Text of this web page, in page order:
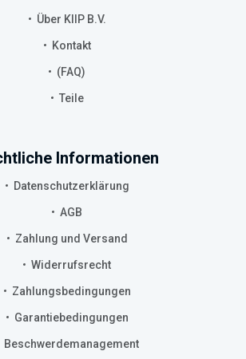
Über KIIP B.V.
Kontakt
(FAQ)
Teile
Informationen
Datenschutzerklärung
AGB
Zahlung und Versand
Widerrufsrecht
Zahlungsbedingungen
Garantiebedingungen
Beschwerdemanagement